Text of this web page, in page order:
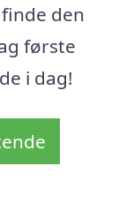
den
første
i dag!